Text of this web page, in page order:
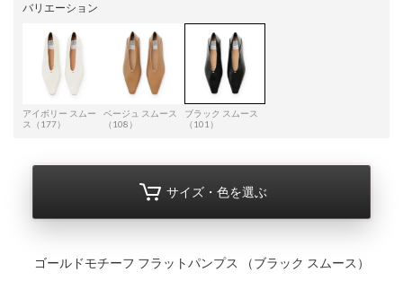
バリエーション
アイボリー スムー
ス（177）
ベージュ スムース
（108）
ブラック スムース
（101）
サイズ・色を選ぶ
ゴールドモチーフ フラットパンプス （ブラック スムース）